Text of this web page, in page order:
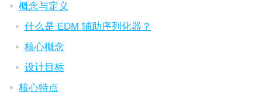
概念与定义
什么是 EDM 辅助序列化器？
核心概念
设计目标
核心特点